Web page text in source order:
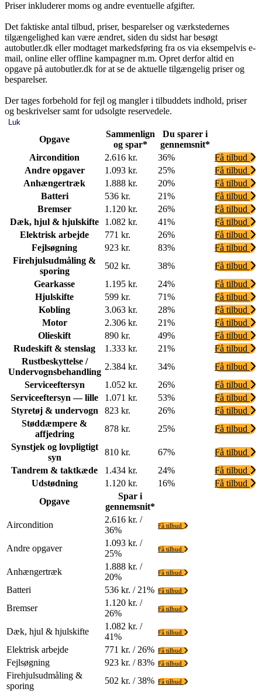
Priser inkluderer moms og andre eventuelle afgifter.
Det faktiske antal tilbud, priser, besparelser og værkstedernes
tilgængelighed kan være ændret, siden du sidst har besøgt
autobutler.dk eller modtaget markedsføring fra os via eksempelvis e-
mail, online eller offline kampagner m.m. Opret derfor altid en
opgave på autobutler.dk for at se de aktuelle tilgængelig priser og
besparelser.
Der tages forbehold for fejl og mangler i tilbuddets indhold, priser
og beskrivelser samt for udsolgte reservedele.
Luk
Opgave
Sammenlign
og spar*
Du sparer i
gennemsnit*
Aircondition
2.616 kr. 36%
Få tilbud
Andre opgaver
1.093 kr. 25%
Få tilbud
Anhængertræk
1.888 kr. 20%
Få tilbud
Batteri
536 kr. 21%
Få tilbud
Bremser
1.120 kr. 26%
Få tilbud
Dæk, hjul & hjulskifte
1.082 kr. 41%
Få tilbud
Elektrisk arbejde
771 kr. 26%
Få tilbud
Fejlsøgning
923 kr. 83%
Få tilbud
Firehjulsudmåling &
sporing
502 kr. 38%
Få tilbud
Gearkasse
1.195 kr. 24%
Få tilbud
Hjulskifte
599 kr. 71%
Få tilbud
Kobling
3.063 kr. 28%
Få tilbud
Motor
2.306 kr. 21%
Få tilbud
Olieskift
890 kr. 49%
Få tilbud
Rudeskift & stenslag
1.333 kr. 21%
Få tilbud
Rustbeskyttelse /
Undervognsbehandling
2.384 kr. 34%
Få tilbud
Serviceeftersyn
1.052 kr. 26%
Få tilbud
Serviceeftersyn — lille
1.071 kr. 53%
Få tilbud
Styretøj & undervogn
823 kr. 26%
Få tilbud
Støddæmpere &
affjedring
878 kr. 25%
Få tilbud
Synstjek og lovpligtigt
syn
810 kr. 67%
Få tilbud
Tandrem & taktkæde
1.434 kr. 24%
Få tilbud
Udstødning
1.120 kr. 16%
Få tilbud
Opgave
Spar i
gennemsnit*
Aircondition
2.616 kr. /
36%
Få tilbud
Andre opgaver
1.093 kr. /
25%
Få tilbud
Anhængertræk
1.888 kr. /
20%
Få tilbud
Batteri 536 kr. / 21% Få tilbud
Bremser
1.120 kr. /
26%
Få tilbud
Dæk, hjul & hjulskifte
1.082 kr. /
41%
Få tilbud
Elektrisk arbejde 771 kr. / 26% Få tilbud
Fejlsøgning 923 kr. / 83% Få tilbud
Firehjulsudmåling &
sporing
502 kr. / 38% Få tilbud